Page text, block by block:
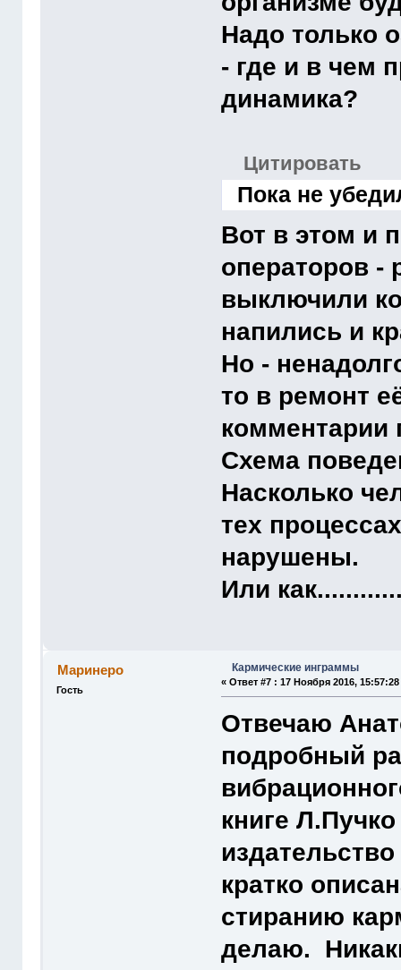
Надо только
- где и в чем
динамика?
Цитировать
Пока не
Вот в этом и
операторов -
выключили
напились и
Но -
то в ремонт
комментарии
Схема
Насколько
тех
нарушены.
Или
Маринеро
Гость
Кармические инграммы
«Ответ #7 : 17 Ноября 2016, 15:57:28
Отвечаю
подробный
книге
кратко
стиранию
делаю.